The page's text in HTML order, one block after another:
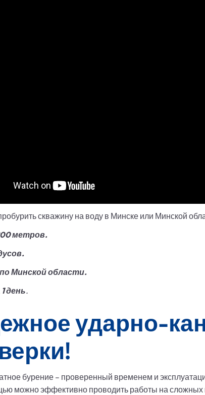
скважину на воду в Минске или Минской
метров.
Минской области.
день.
ударно-
бурение – проверенный временем и
можно эффективно проводить работы на сложных